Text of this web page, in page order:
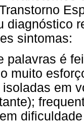
diagnóstico
sintomas:
palavras é
muito
isoladas em